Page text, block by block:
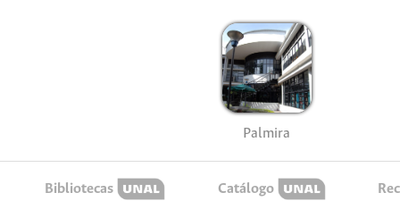
Palmira
Bibliotecas Catálogo